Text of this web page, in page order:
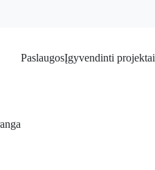
PaslaugosĮgyvendinti projektai